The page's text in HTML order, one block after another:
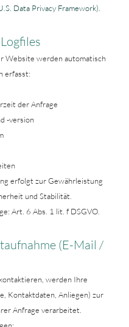
Data Privacy Framework).
Website werden automatisch
erfasst:
der Anfrage
-version
erfolgt zur Gewährleistung
und Stabilität.
Art. 6 Abs. 1 lit. f DSGVO.
(E-Mail /
werden Ihre
Kontaktdaten, Anliegen) zur
Anfrage verarbeitet.